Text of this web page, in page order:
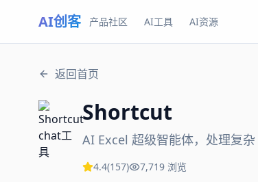
AI创客 产品社区 AI工具 AI资源
返回首页
Shortcut
AI Excel 超级智能体，处理复
4.4(157) 7,719 浏览